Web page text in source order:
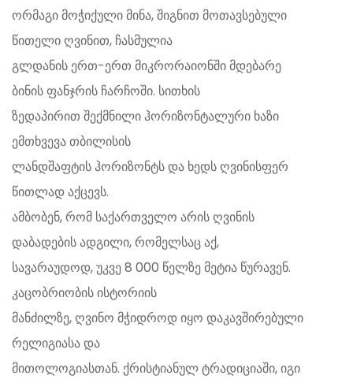
ორმაგი მოჭიქული მინა, შიგნით მოთავსებული
წითელი ღვინით, ჩასმულია
გლდანის ერთ-ერთ მიკრორაიონში მდებარე
ბინის ფანჯრის ჩარჩოში. სითხის
ზედაპირით შექმნილი ჰორიზონტალური ხაზი
ემთხვევა თბილისის
ლანდშაფტის ჰორიზონტს და ხედს ღვინისფერ
წითლად აქცევს.
ამბობენ, რომ საქართველო არის ღვინის
დაბადების ადგილი, რომელსაც აქ,
სავარაუდოდ, უკვე 8 000 წელზე მეტია წურავენ.
კაცობრიობის ისტორიის
მანძილზე, ღვინო მჭიდროდ იყო დაკავშირებული
რელიგიასა და
მითოლოგიასთან. ქრისტიანულ ტრადიციაში, იგი